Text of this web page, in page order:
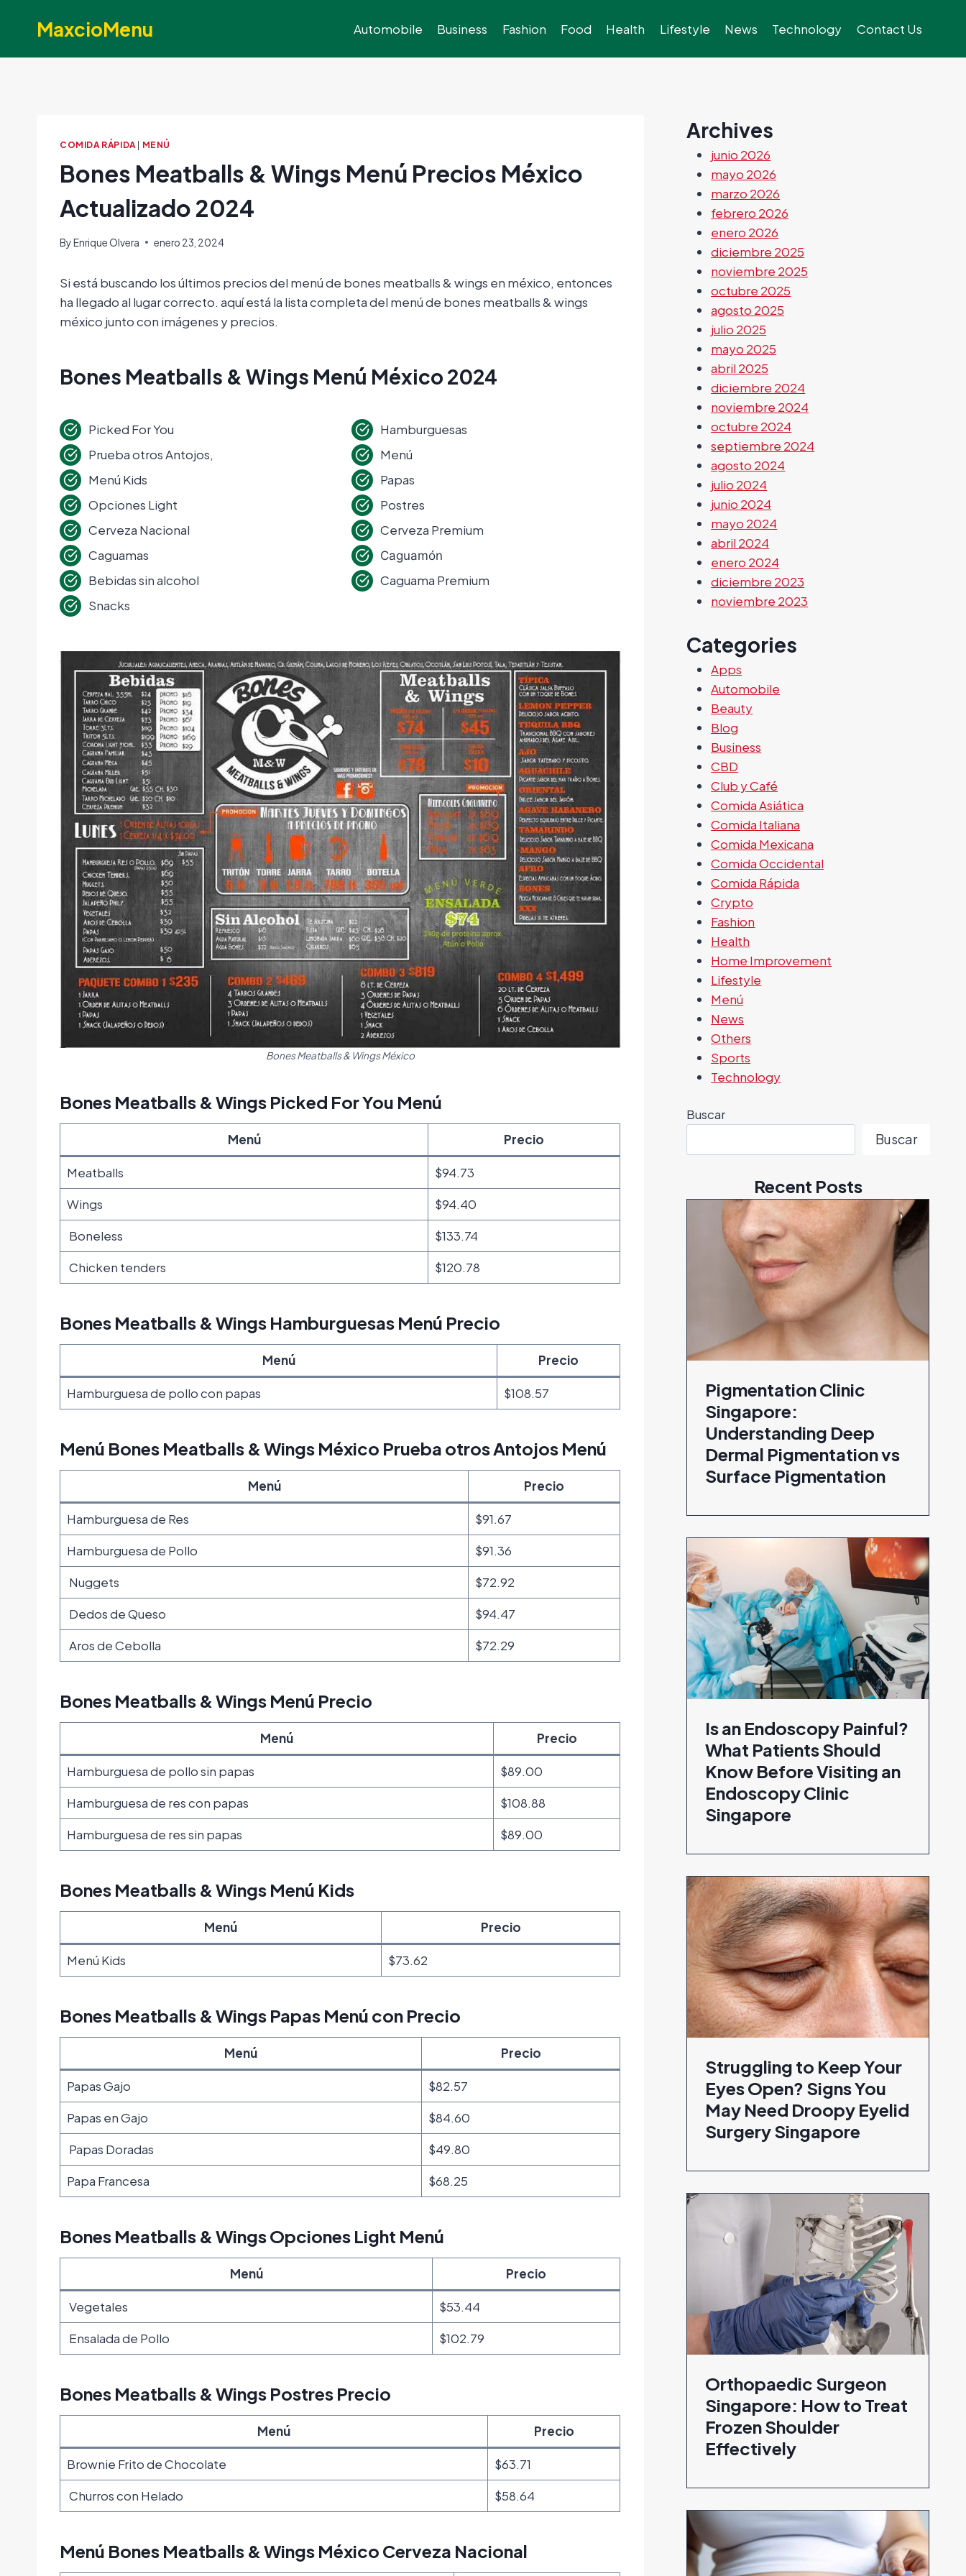
MaxcioMenu Automobile Business Fashion Food Health Lifestyle News Technology Contact Us
COMIDA RÁPIDA| MENÚ
Bones Meatballs & Wings Menú Precios México
Actualizado 2024
ByEnrique Olvera enero 23, 2024
Si está buscando los últimos precios del menú de bones meatballs & wings en méxico, entonces
ha llegado al lugar correcto. aquí está la lista completa del menú de bones meatballs & wings
méxico junto con imágenes y precios.
Bones Meatballs & Wings Menú México 2024
Picked For You
Prueba otros Antojos,
Menú Kids
Opciones Light
Cerveza Nacional
Caguamas
Bebidas sin alcohol
Snacks
Hamburguesas
Menú
Papas
Postres
Cerveza Premium
Caguamón
Caguama Premium
Bones Meatballs & Wings México
Bones Meatballs & Wings Picked For You Menú
Menú Precio
Meatballs
$94.73
Wings
$94.40
Boneless
$133.74
Chicken tenders
$120.78
Bones Meatballs & Wings Hamburguesas Menú Precio
Menú Precio
Hamburguesa de pollo con papas $108.57
Menú Bones Meatballs & Wings México Prueba otros Antojos Menú
Menú Precio
Hamburguesa de Res
$91.67
Hamburguesa de Pollo
$91.36
Nuggets
$72.92
Dedos de Queso
$94.47
Aros de Cebolla
$72.29
Bones Meatballs & Wings Menú Precio
Menú Precio
Hamburguesa de pollo sin papas
$89.00
Hamburguesa de res con papas
$108.88
Hamburguesa de res sin papas
$89.00
Bones Meatballs & Wings Menú Kids
Menú Precio
Menú Kids $73.62
Bones Meatballs & Wings Papas Menú con Precio
Menú Precio
Papas Gajo
$82.57
Papas en Gajo
$84.60
Papas Doradas
$49.80
Papa Francesa
$68.25
Bones Meatballs & Wings Opciones Light Menú
Menú Precio
Vegetales
$53.44
Ensalada de Pollo
$102.79
Bones Meatballs & Wings Postres Precio
Menú Precio
Brownie Frito de Chocolate
$63.71
Churros con Helado
$58.64
Menú Bones Meatballs & Wings México Cerveza Nacional
Archives
junio 2026
mayo 2026
marzo 2026
febrero 2026
enero 2026
diciembre 2025
noviembre 2025
octubre 2025
agosto 2025
julio 2025
mayo 2025
abril 2025
diciembre 2024
noviembre 2024
octubre 2024
septiembre 2024
agosto 2024
julio 2024
junio 2024
mayo 2024
abril 2024
enero 2024
diciembre 2023
noviembre 2023
Categories
Apps
Automobile
Beauty
Blog
Business
CBD
Club y Café
Comida Asiática
Comida Italiana
Comida Mexicana
Comida Occidental
Comida Rápida
Crypto
Fashion
Health
Home Improvement
Lifestyle
Menú
News
Others
Sports
Technology
Buscar
Buscar
Recent Posts
Pigmentation Clinic
Singapore:
Understanding Deep
Dermal Pigmentation vs
Surface Pigmentation
Is an Endoscopy Painful?
What Patients Should
Know Before Visiting an
Endoscopy Clinic
Singapore
Struggling to Keep Your
Eyes Open? Signs You
May Need Droopy Eyelid
Surgery Singapore
Orthopaedic Surgeon
Singapore: How to Treat
Frozen Shoulder
Effectively